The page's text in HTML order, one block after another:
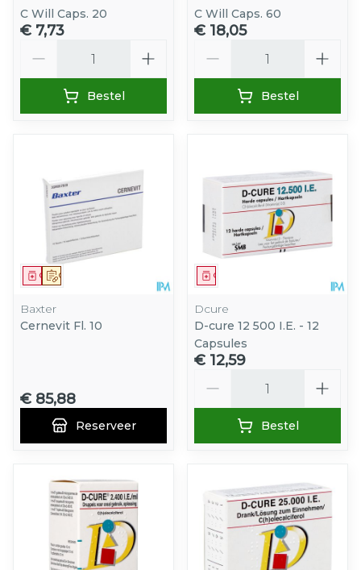
C Will Caps. 20
€ 7,73
Bestel
C Will Caps. 60
€ 18,05
Bestel
Op voorschrift
Geneesmiddel
Baxter
Cernevit Fl. 10
€ 85,88
Reserveer
Geneesmiddel
Dcure
D-cure 12 500 I.E. - 12
Capsules
€ 12,59
Bestel